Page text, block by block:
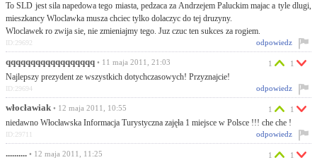
To SLD jest sila napedowa tego miasta, pedzaca za Andrzejem Paluckim majac a tyle dlugi,
mieszkancy Wloclawka musza chciec tylko dolaczyc do tej druzyny.
Wloclawek ro zwija sie, nie zmieniajmy tego. Juz czuc ten sukces za rogiem.
odpowiedz
ID:29692
qqqqqqqqqqqqqqqqqq • 11 maja 2011, 21:03
Najlepszy prezydent ze wszystkich dotychczasowych! Przyznajcie!
1 1
odpowiedz
ID:29694
włocławiak • 12 maja 2011, 10:55
niedawno Włocławska Informacja Turystyczna zajęła 1 miejsce w Polsce !!! che che !
1 1
odpowiedz
ID:29711
.......... • 12 maja 2011, 11:25 1 1